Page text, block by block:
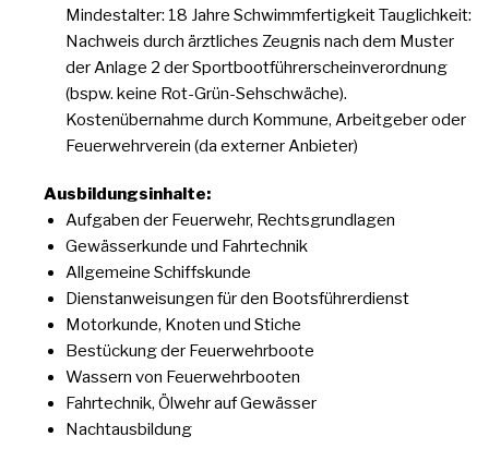
Mindestalter: 18 Jahre Schwimmfertigkeit Tauglichkeit:
Nachweis durch ärztliches Zeugnis nach dem Muster
der Anlage 2 der Sportbootführerscheinverordnung
(bspw. keine Rot-Grün-Sehschwäche).
Kostenübernahme durch Kommune, Arbeitgeber oder
Feuerwehrverein (da externer Anbieter)
Ausbildungsinhalte:
Aufgaben der Feuerwehr, Rechtsgrundlagen
Gewässerkunde und Fahrtechnik
Allgemeine Schiffskunde
Dienstanweisungen für den Bootsführerdienst
Motorkunde, Knoten und Stiche
Bestückung der Feuerwehrboote
Wassern von Feuerwehrbooten
Fahrtechnik, Ölwehr auf Gewässer
Nachtausbildung